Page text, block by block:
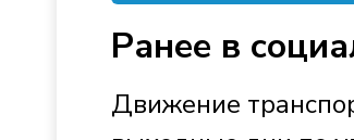
Ранее в
Движение